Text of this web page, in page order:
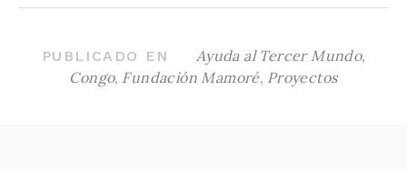
PUBLICADO EN Ayuda al Tercer Mundo,
Congo, Fundación Mamoré, Proyectos